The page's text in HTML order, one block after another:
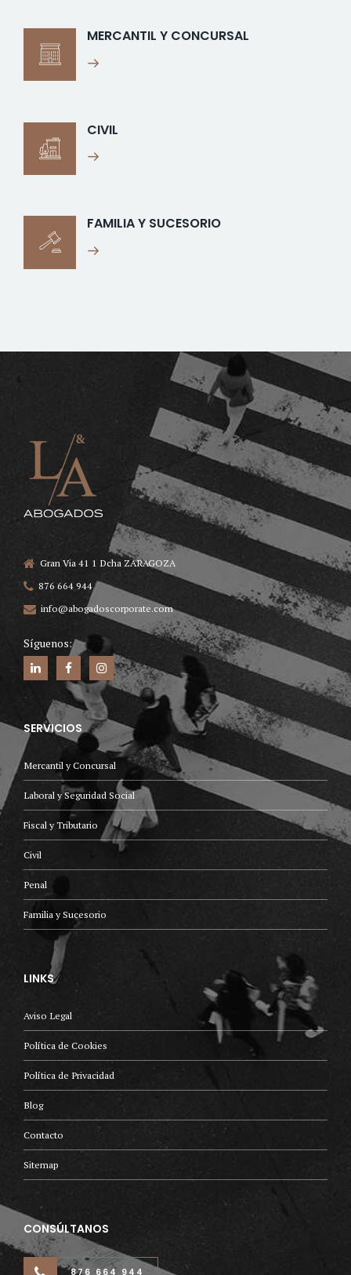
MERCANTIL Y CONCURSAL
CIVIL
FAMILIA Y SUCESORIO
Gran Via 41 1 Dcha ZARAGOZA
876 664 944
info@abogadoscorporate.com
Síguenos:
SERVICIOS
Mercantil y Concursal
Laboral y Seguridad Social
Fiscal y Tributario
Civil
Penal
Familia y Sucesorio
LINKS
Aviso Legal
Política de Cookies
Política de Privacidad
Blog
Contacto
Sitemap
CONSÚLTANOS
876 664 944